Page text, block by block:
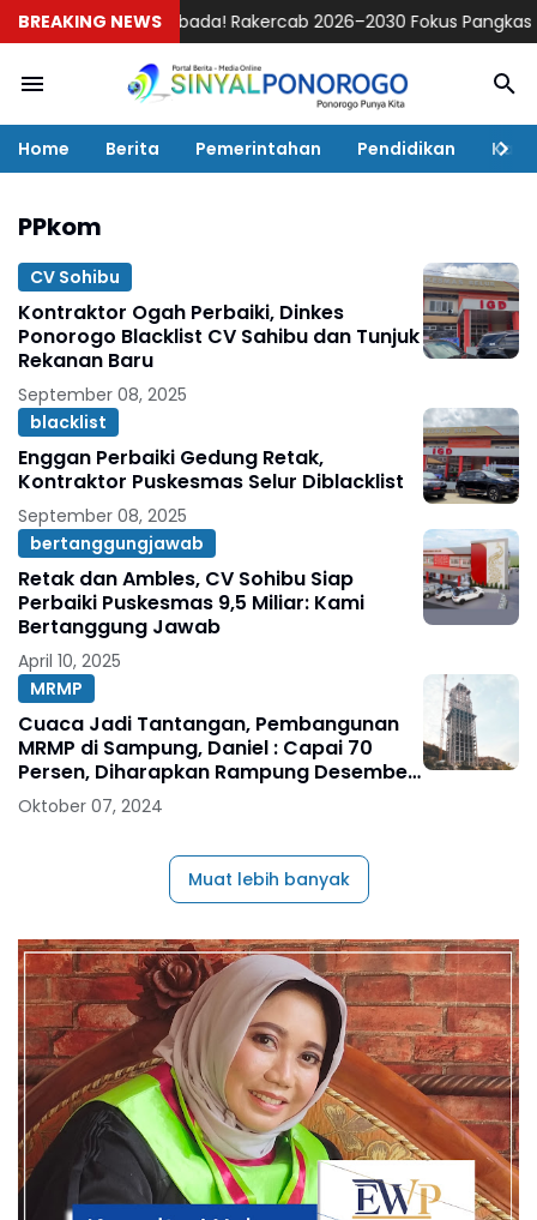
BREAKING NEWS
Swasembada! Rakercab 2026–2030 Fokus Pangkas
Home Berita Pemerintahan Pendidikan
PPkom
CV Sohibu
Kontraktor Ogah Perbaiki, Dinkes
Ponorogo Blacklist CV Sahibu dan Tunjuk
Rekanan Baru
September 08, 2025
blacklist
Enggan Perbaiki Gedung Retak,
Kontraktor Puskesmas Selur Diblacklist
September 08, 2025
bertanggungjawab
Retak dan Ambles, CV Sohibu Siap
Perbaiki Puskesmas 9,5 Miliar: Kami
Bertanggung Jawab
April 10, 2025
MRMP
Cuaca Jadi Tantangan, Pembangunan
MRMP di Sampung, Daniel : Capai 70
Persen, Diharapkan Rampung Desember
2024
Oktober 07, 2024
Muat lebih banyak